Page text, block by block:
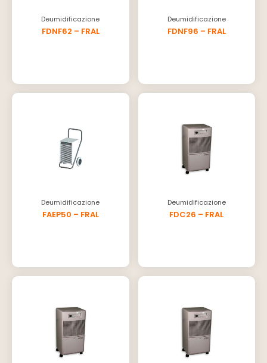
Deumidificazione
FDNF62 – FRAL
Deumidificazione
FDNF96 – FRAL
Deumidificazione
FAEP50 – FRAL
Deumidificazione
FDC26 – FRAL